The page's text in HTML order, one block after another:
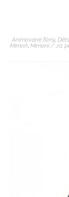
Animované filmy,
Mimoň, Mimoni / Já,